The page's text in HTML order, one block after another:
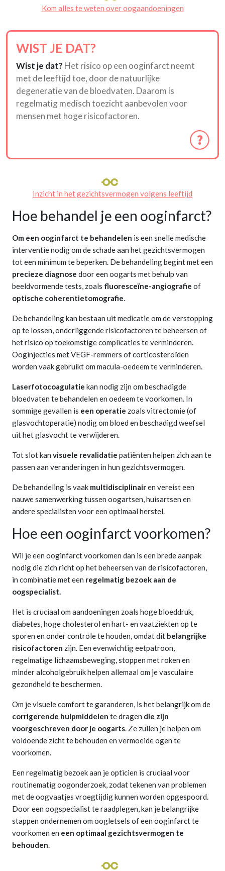
Kom alles te weten over oogaandoeningen
WIST JE DAT?
Wist je dat? Het risico op een ooginfarct neemt
met de leeftijd toe, door de natuurlijke
degeneratie van de bloedvaten. Daarom is
regelmatig medisch toezicht aanbevolen voor
mensen met hoge risicofactoren.
Inzicht in het gezichtsvermogen volgens leeftijd
Hoe behandel je een ooginfarct?
Om een ooginfarct te behandelen is een snelle medische
interventie nodig om de schade aan het gezichtsvermogen
tot een minimum te beperken. De behandeling begint met een
precieze diagnose door een oogarts met behulp van
beeldvormende tests, zoals fluoresceïne-angiografie of
optische coherentietomografie.
De behandeling kan bestaan uit medicatie om de verstopping
op te lossen, onderliggende risicofactoren te beheersen of
het risico op toekomstige complicaties te verminderen.
Ooginjecties met VEGF-remmers of corticosteroïden
worden vaak gebruikt om macula-oedeem te verminderen.
Laserfotocoagulatie kan nodig zijn om beschadigde
bloedvaten te behandelen en oedeem te voorkomen. In
sommige gevallen is een operatie zoals vitrectomie (of
glasvochtoperatie) nodig om bloed en beschadigd weefsel
uit het glasvocht te verwijderen.
Tot slot kan visuele revalidatie patiënten helpen zich aan te
passen aan veranderingen in hun gezichtsvermogen.
De behandeling is vaak multidisciplinairen vereist een
nauwe samenwerking tussen oogartsen, huisartsen en
andere specialisten voor een optimaal herstel.
Hoe een ooginfarct voorkomen?
Wil je een ooginfarct voorkomen dan is een brede aanpak
nodig die zich richt op het beheersen van de risicofactoren,
in combinatie met een regelmatig bezoek aan de
oogspecialist.
Het is cruciaal om aandoeningen zoals hoge bloeddruk,
diabetes, hoge cholesterol en hart- en vaatziekten op te
sporen en onder controle te houden, omdat dit belangrijke
risicofactoren zijn. Een evenwichtig eetpatroon,
regelmatige lichaamsbeweging, stoppen met roken en
minder alcoholgebruik helpen allemaal om je vasculaire
gezondheid te beschermen.
Om je visuele comfort te garanderen, is het belangrijk om de
corrigerende hulpmiddelen te dragen die zijn
voorgeschreven door je oogarts. Ze zullen je helpen om
voldoende zicht te behouden en vermoeide ogen te
voorkomen.
Een regelmatig bezoek aan je opticien is cruciaal voor
routinematig oogonderzoek, zodat tekenen van problemen
met de oogvaatjes vroegtijdig kunnen worden opgespoord.
Door een oogspecialist te raadplegen, kan je belangrijke
stappen ondernemen om oogletsels of een ooginfarct te
voorkomen en een optimaal gezichtsvermogen te
behouden.